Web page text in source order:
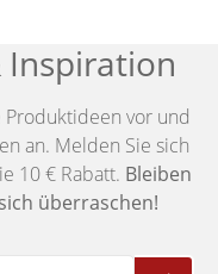
Inspiration
vor und
an. Melden Sie sich
10 € Rabatt. Bleiben
überraschen!